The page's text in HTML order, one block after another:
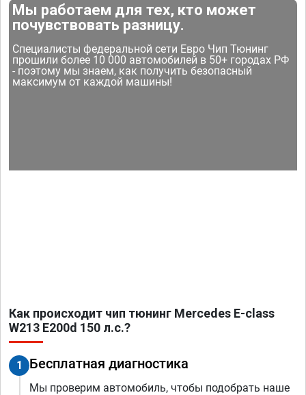
Мы работаем для тех, кто может
почувствовать разницу.
Специалисты федеральной сети Евро Чип Тюнинг
прошили более 10 000 автомобилей в 50+ городах РФ
- поэтому мы знаем, как получить безопасный
максимум от каждой машины!
Как происходит чип тюнинг Mercedes E-class
W213 E200d 150 л.с.?
1 Бесплатная диагностика
Мы проверим автомобиль, чтобы подобрать наше